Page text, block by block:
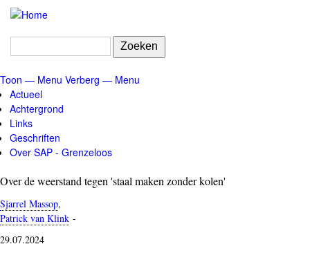
Overslaan
naar
gaan
Zoeken
Menu
Toon — Menu Verberg — Menu
Actueel
Achtergrond
Links
Geschriften
Over SAP - Grenzeloos
Over de weerstand tegen 'staal maken zonder kolen'
Sjarrel Massop,
Patrick van Klink -
29.07.2024